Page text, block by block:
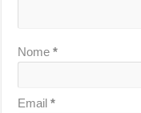
Nome*
Email*